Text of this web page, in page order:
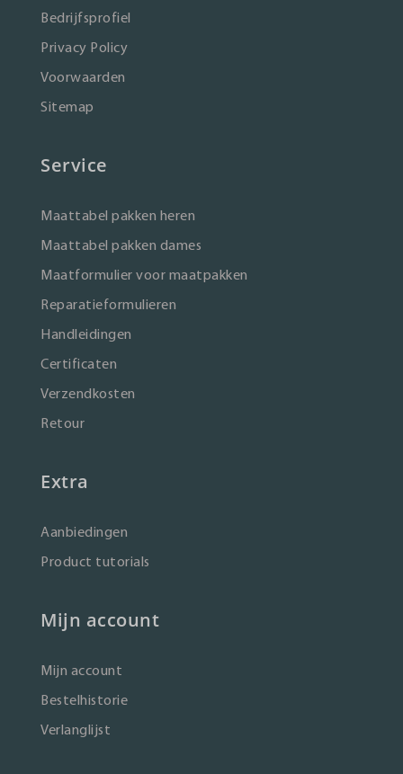
Bedrijfsprofiel
Privacy Policy
Voorwaarden
Sitemap
Service
Maattabel pakken heren
Maattabel pakken dames
Maatformulier voor maatpakken
Reparatieformulieren
Handleidingen
Certificaten
Verzendkosten
Retour
Extra
Aanbiedingen
Product tutorials
Mijn account
Mijn account
Bestelhistorie
Verlanglijst